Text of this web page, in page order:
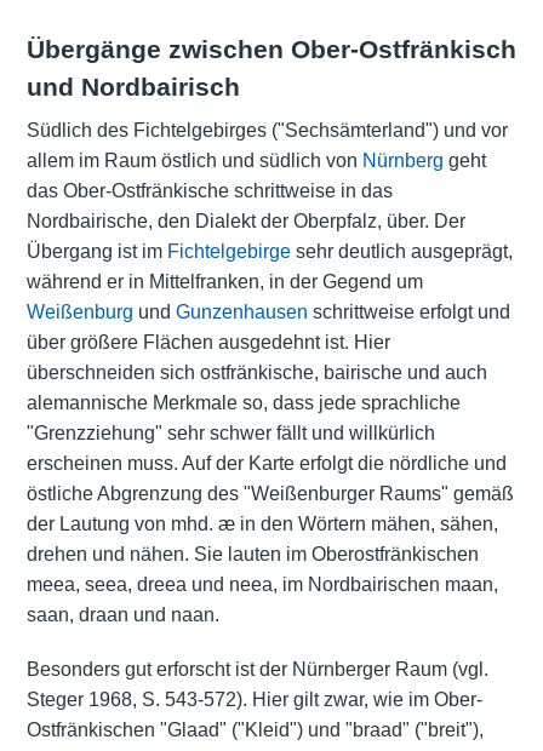
Übergänge zwischen Ober-Ostfränkisch
und Nordbairisch
Südlich des Fichtelgebirges ("Sechsämterland") und vor
allem im Raum östlich und südlich von Nürnberg geht
das Ober-Ostfränkische schrittweise in das
Nordbairische, den Dialekt der Oberpfalz, über. Der
Übergang ist im Fichtelgebirgesehr deutlich ausgeprägt,
während er in Mittelfranken, in der Gegend um
Weißenburg und Gunzenhausen schrittweise erfolgt und
über größere Flächen ausgedehnt ist. Hier
überschneiden sich ostfränkische, bairische und auch
alemannische Merkmale so, dass jede sprachliche
"Grenzziehung" sehr schwer fällt und willkürlich
erscheinen muss. Auf der Karte erfolgt die nördliche und
östliche Abgrenzung des "Weißenburger Raums" gemäß
der Lautung von mhd. æ in den Wörtern mähen, sähen,
drehen und nähen. Sie lauten im Oberostfränkischen
meea, seea, dreea und neea, im Nordbairischen maan,
saan, draan und naan.
Besonders gut erforscht ist der Nürnberger Raum (vgl.
Steger 1968, S. 543-572). Hier gilt zwar, wie im Ober-
Ostfränkischen "Glaad" ("Kleid") und "braad" ("breit"),